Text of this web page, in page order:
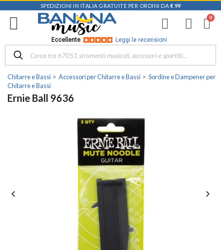
SPEDIZIONI IN ITALIA GRATUITE PER ORDINI DA € 99
Eccellente Leggi le recensioni
Chitarre e Bassi Accessori per Chitarre e Bassi
Sordine e Dampener per
Chitarre e Bassi
Ernie Ball 9636
 